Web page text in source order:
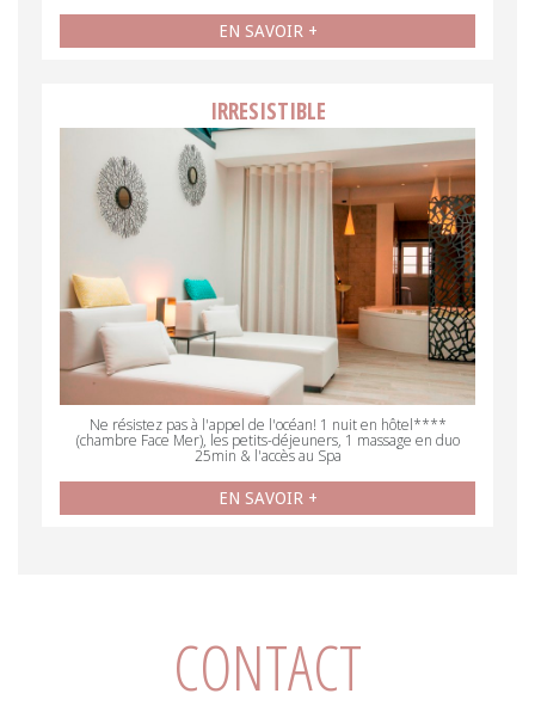
EN SAVOIR +
IRRESISTIBLE
Ne résistez pas à l'appel de l'océan! 1 nuit en hôtel****
(chambre Face Mer), les petits-déjeuners, 1 massage en duo
25min & l'accès au Spa
EN SAVOIR +
CONTACT